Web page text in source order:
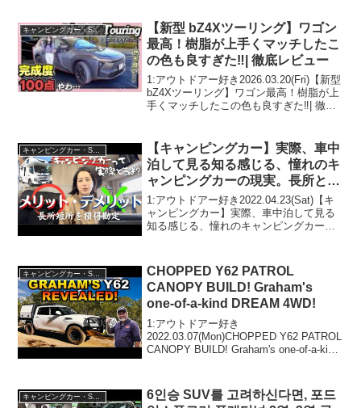
キャンピングカー・SUV人気車種
【新型 bZ4Xツーリング】ワゴン
最高！樹脂が上手くマッチしたこ
の色も良すぎた‼| 徹底レビュー
1:アウトドアー好き2026.03.20(Fri)【新型
bZ4Xツーリング】ワゴン最高！樹脂が上
手くマッチしたこの色も良すぎた‼| 徹底
2026.03.20(Fri)この...
キャンピングカー・SUV人気車種
【キャンピングカー】実際、車中
泊して見る知る感じる、憧れのキ
ャンピングカーの現実。長所と短
所。メリットとデメリットを比較
してみた。これから購入を検討さ
れている方必見です！
1:アウトドアー好き2022.04.23(Sat)【キ
ャンピングカー】実際、車中泊して見る
知る感じる、憧れのキャンピングカーの
されている方必見です！って人気で話題
らしい...
CHOPPED Y62 PATROL
CANOPY BUILD! Graham's
one-of-a-kind DREAM 4WD!
1:アウトドアー好き
2022.03.07(Mon)CHOPPED Y62 PATROL
CANOPY BUILD! Graham's one-of-a-kind
6인승 SUV를 고려하신다면, 포드